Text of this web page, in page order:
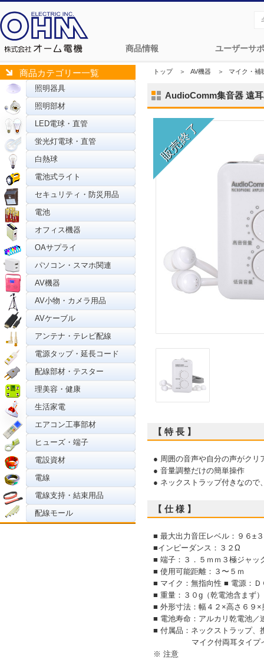
商品情報 ユーザーサ
商品カテゴリー一覧
照明器具
照明部材
LED電球・直管
蛍光灯電球・直管
白熱球
電池式ライト
セキュリティ・防災用品
電池
オフィス機器
OAサプライ
パソコン・スマホ関連
AV機器
AV小物・カメラ用品
AVケーブル
アンテナ・テレビ配線
電源タップ・延長コード
配線部材・テスター
理美容・健康
生活家電
エアコン工事部材
ヒューズ・端子
電設資材
電線
電線支持・結束用品
配線モール
トップ＞ AV機器 ＞ マイク・補
AudioComm集音器 遠
【 特 長 】
● 周囲の音声や自分の声がクリ
● 音量調整だけの簡単操作
● ネックストラップ付きなので
【 仕 様 】
■ 最大出力音圧レベル：９６±
■インピーダンス：３２Ω
■ 端子：３．５ｍｍ３極ジャッ
■ 使用可能距離：３〜５ｍ
■ マイク：無指向性 ■ 電源：
■ 重量：３０g（乾電池含まず）
■ 外形寸法：幅４２×高さ６９×
■ 電池寿命：アルカリ乾電池／
■ 付属品：ネックストラップ
マイク付両耳タイプイヤ
※ 注意